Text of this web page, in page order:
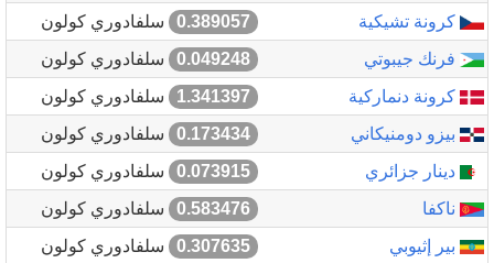
كرونة تشيكية 0.389057
سلفادوري كولون
فرنك جيبوتي
0.049248
سلفادوري كولون
كرونة دنماركية
1.341397
سلفادوري كولون
بيزو دومنيكاني
0.173434
سلفادوري كولون
دينار جزائري
0.073915
سلفادوري كولون
ناكفا
0.583476
سلفادوري كولون
بير إثيوبي
0.307635 سلفادوري كولون